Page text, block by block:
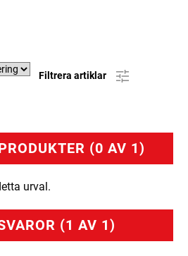
Filtrera artiklar
(0 AV 1)
urval.
(1 AV 1)